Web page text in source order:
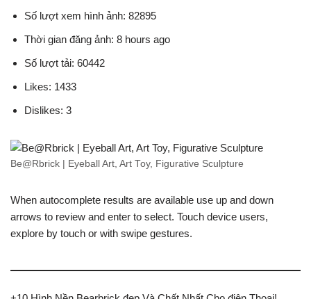
Số lượt xem hình ảnh: 82895
Thời gian đăng ảnh: 8 hours ago
Số lượt tải: 60442
Likes: 1433
Dislikes: 3
Be@Rbrick | Eyeball Art, Art Toy, Figurative Sculpture
When autocomplete results are available use up and down
arrows to review and enter to select. Touch device users,
explore by touch or with swipe gestures.